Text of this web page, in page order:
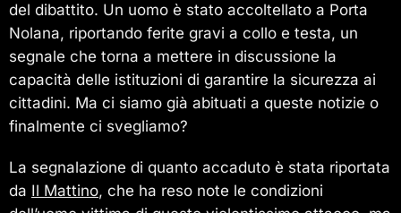
del dibattito. Un uomo è stato accoltellato a Porta
Nolana, riportando ferite gravi a collo e testa, un
segnale che torna a mettere in discussione la
capacità delle istituzioni di garantire la sicurezza ai
cittadini. Ma ci siamo già abituati a queste notizie o
finalmente ci svegliamo?
La segnalazione di quanto accaduto è stata riportata
da Il Mattino, che ha reso note le condizioni